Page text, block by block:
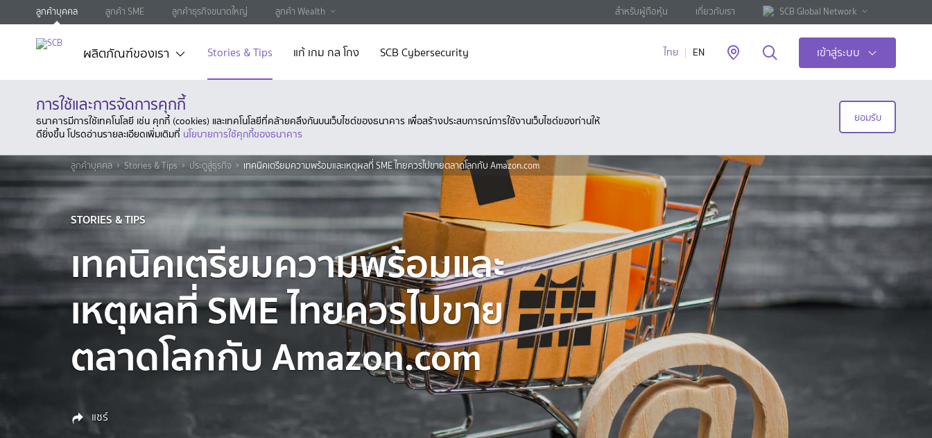
ลูกค้าบุคคล ลูกค้า SME ลูกค้าธุรกิจขนาดใหญ่ ลูกค้า Wealth สำหรับผู้ถือหุ้น เกี่ยวกับเรา SCB Global Network
ผลิตภัณฑ์ของเรา Stories & Tips แก้ เกม กล โกง SCB Cybersecurity ไทย EN เข้าสู่ระบบ
การใช้และการจัดการคุกกี้
ธนาคารมีการใช้เทคโนโลยี เช่น คุกกี้ (cookies) และเทคโนโลยีที่คล้ายคลึงกันบนเว็บไซต์ของธนาคาร เพื่อสร้างประสบการณ์การใช้งานเว็บไซต์ของท่านให้
ดียิ่งขึ้น โปรดอ่านรายละเอียดเพิ่มเติมที่ นโยบายการใช้คุกกี้ของธนาคาร
ยอมรับ
ลูกค้าบุคคล Stories & Tips ประตูสู่ธุรกิจ เทคนิคเตรียมความพร้อมและเหตุผลที่ SME ไทยควรไปขายตลาดโลกกับ Amazon.com
STORIES & TIPS
เทคนิคเตรียมความพร้อมและ
เหตุผลที่ SME ไทยควรไปขาย
ตลาดโลกกับ Amazon.com
แชร์